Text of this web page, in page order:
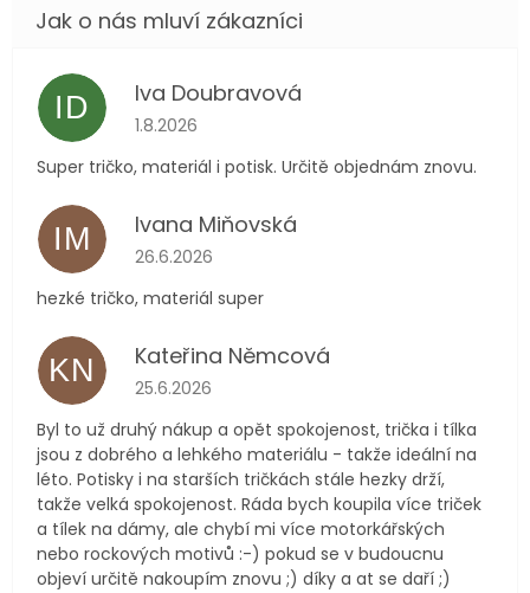
ID Iva Doubravová
Hodnocení obchodu je 5 z 5 hvězdiček.
1.8.2026
Super tričko, materiál i potisk. Určitě objednám znovu.
IM Ivana Miňovská
Hodnocení obchodu je 5 z 5 hvězdiček.
26.6.2026
hezké tričko, materiál super
KN Kateřina Němcová
Hodnocení obchodu je 5 z 5 hvězdiček.
25.6.2026
Byl to už druhý nákup a opět spokojenost, trička i tílka
jsou z dobrého a lehkého materiálu - takže ideální na
léto. Potisky i na starších tričkách stále hezky drží,
takže velká spokojenost. Ráda bych koupila více triček
a tílek na dámy, ale chybí mi více motorkářských
nebo rockových motivů :-) pokud se v budoucnu
objeví určitě nakoupím znovu ;) díky a at se daří ;)